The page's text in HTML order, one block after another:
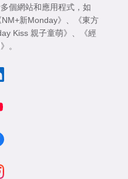
個網站和應用程式，如
NM+新Monday》
《東方
Kiss 親子童萌》
《經
。